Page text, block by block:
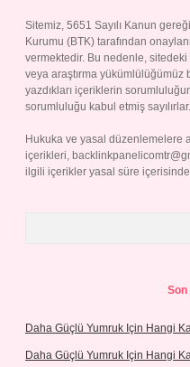
Sitemiz, 5651 Sayılı Kanun
Kurumu (BTK) tarafından
vermektedir. Bu nedenle,
veya araştırma yükümlülüğümüz
yazdıkları içeriklerin
sorumluluğu kabul etmiş sayılırlar.
Hukuka ve yasal düzenlemelere
içerikleri,
ilgili içerikler yasal süre içerisinde
Daha Güçlü Yumruk Için Hangi
Daha Güçlü Yumruk Için Hangi